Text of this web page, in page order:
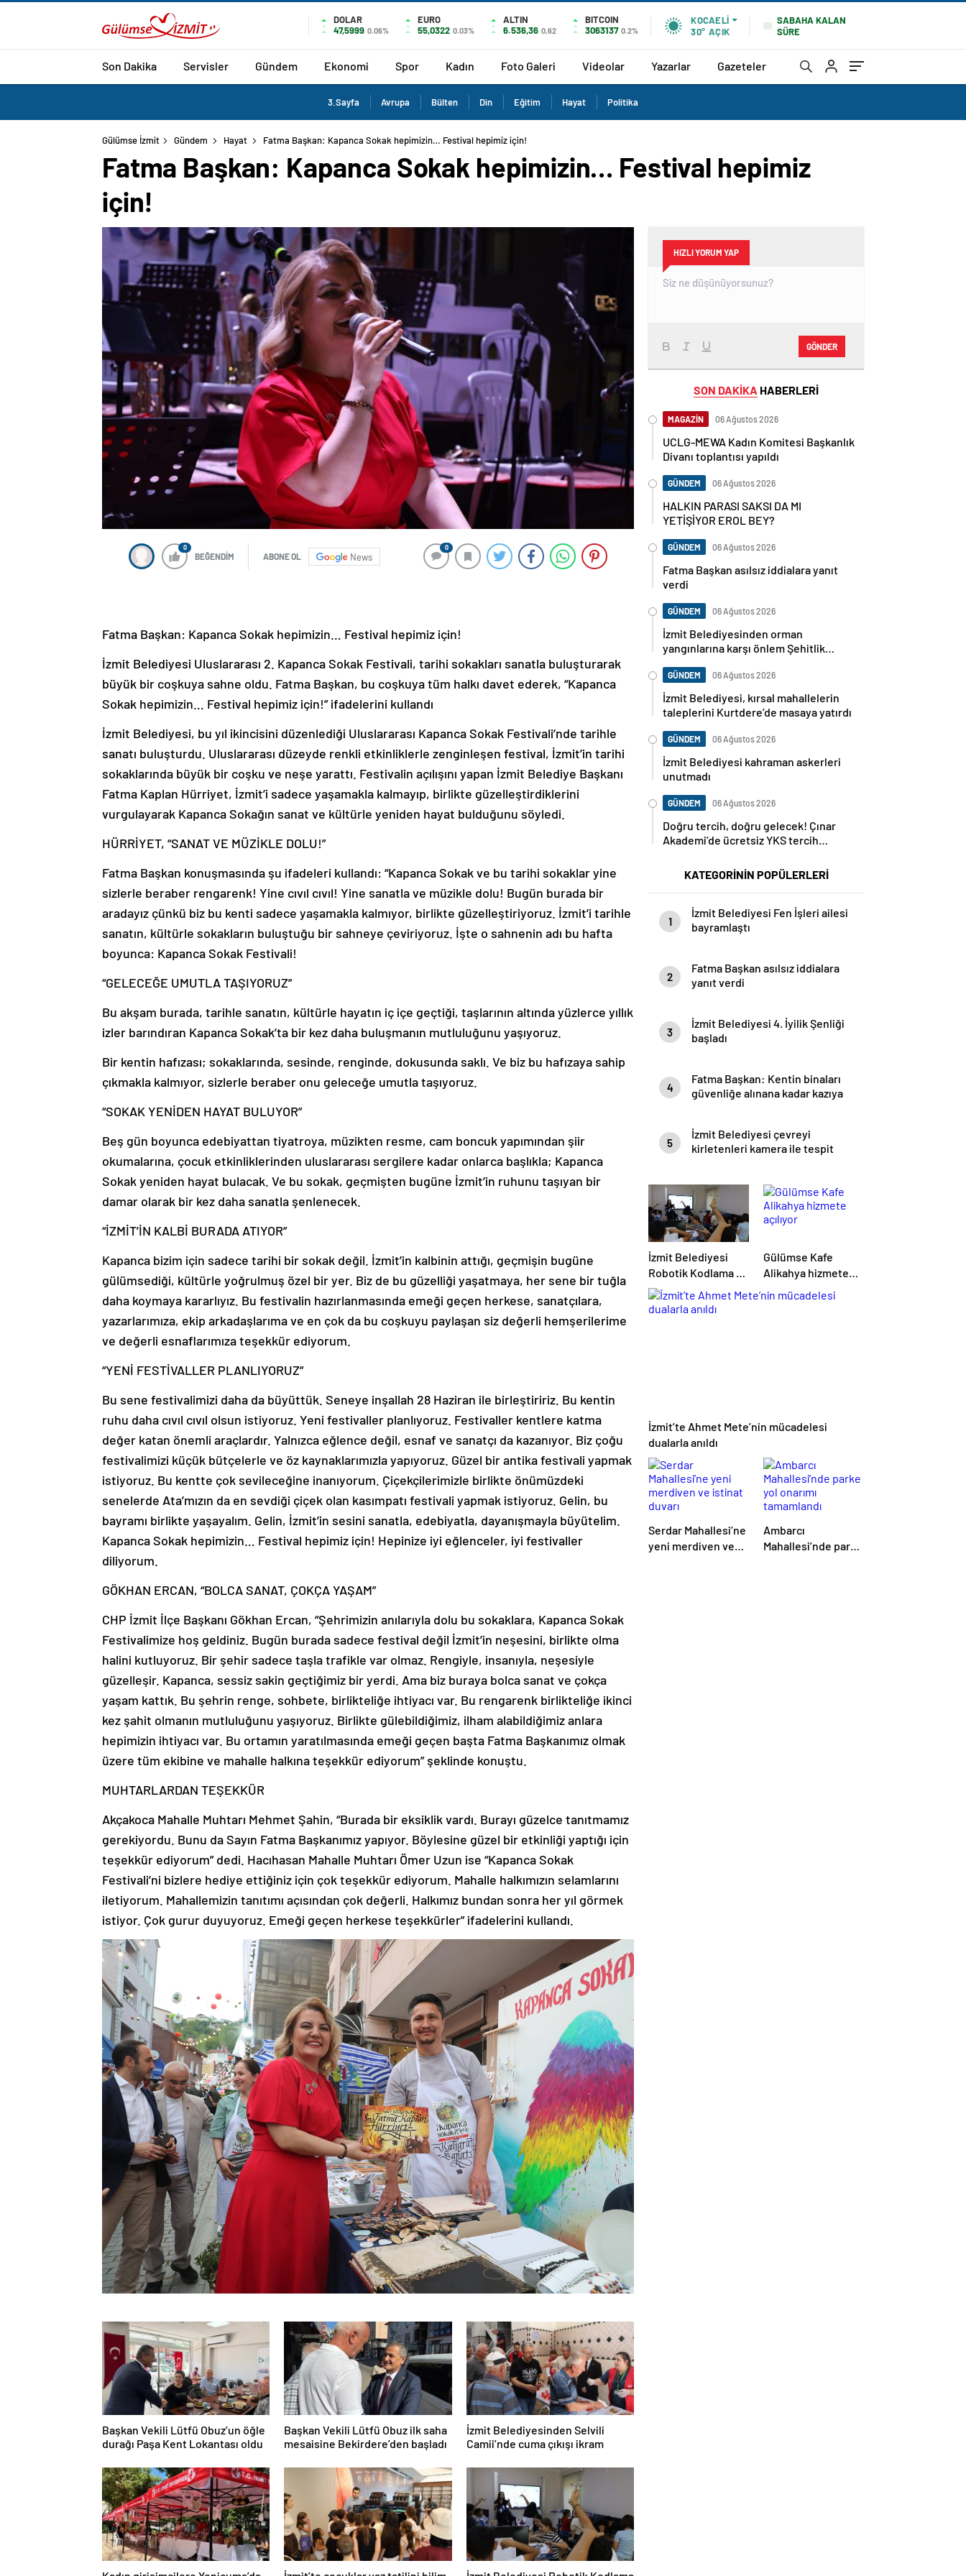
DOLAR
47,5999 0.06%
EURO
55,0322 0.03%
ALTIN
6.536,36 0,62
BITCOIN
3063137 0.2%
KOCAELI
30° AÇIK
SABAHA KALAN
SÜRE
Son Dakika Servisler Gündem Ekonomi Spor Kadın Foto Galeri Videolar Yazarlar Gazeteler
3.Sayfa Avrupa Bülten Din Eğitim Hayat Politika
Gülümse İzmit Gündem Hayat Fatma Başkan: Kapanca Sokak hepimizin… Festival hepimiz için!
Fatma Başkan: Kapanca Sokak hepimizin… Festival hepimiz
için!
0
BEĞENDİM ABONE OL News
0
Fatma Başkan: Kapanca Sokak hepimizin… Festival hepimiz için!
İzmit Belediyesi Uluslararası 2. Kapanca Sokak Festivali, tarihi sokakları sanatla buluşturarak
büyük bir coşkuya sahne oldu. Fatma Başkan, bu coşkuya tüm halkı davet ederek, “Kapanca
Sokak hepimizin… Festival hepimiz için!” ifadelerini kullandı
İzmit Belediyesi, bu yıl ikincisini düzenlediği Uluslararası Kapanca Sokak Festivali’nde tarihle
sanatı buluşturdu. Uluslararası düzeyde renkli etkinliklerle zenginleşen festival, İzmit’in tarihi
sokaklarında büyük bir coşku ve neşe yarattı. Festivalin açılışını yapan İzmit Belediye Başkanı
Fatma Kaplan Hürriyet, İzmit’i sadece yaşamakla kalmayıp, birlikte güzelleştirdiklerini
vurgulayarak Kapanca Sokağın sanat ve kültürle yeniden hayat bulduğunu söyledi.
HÜRRİYET, “SANAT VE MÜZİKLE DOLU!”
Fatma Başkan konuşmasında şu ifadeleri kullandı: “Kapanca Sokak ve bu tarihi sokaklar yine
sizlerle beraber rengarenk! Yine cıvıl cıvıl! Yine sanatla ve müzikle dolu! Bugün burada bir
aradayız çünkü biz bu kenti sadece yaşamakla kalmıyor, birlikte güzelleştiriyoruz. İzmit’i tarihle
sanatın, kültürle sokakların buluştuğu bir sahneye çeviriyoruz. İşte o sahnenin adı bu hafta
boyunca: Kapanca Sokak Festivali!
“GELECEĞE UMUTLA TAŞIYORUZ”
Bu akşam burada, tarihle sanatın, kültürle hayatın iç içe geçtiği, taşlarının altında yüzlerce yıllık
izler barındıran Kapanca Sokak’ta bir kez daha buluşmanın mutluluğunu yaşıyoruz.
Bir kentin hafızası; sokaklarında, sesinde, renginde, dokusunda saklı. Ve biz bu hafızaya sahip
çıkmakla kalmıyor, sizlerle beraber onu geleceğe umutla taşıyoruz.
“SOKAK YENİDEN HAYAT BULUYOR”
Beş gün boyunca edebiyattan tiyatroya, müzikten resme, cam boncuk yapımından şiir
okumalarına, çocuk etkinliklerinden uluslararası sergilere kadar onlarca başlıkla; Kapanca
Sokak yeniden hayat bulacak. Ve bu sokak, geçmişten bugüne İzmit’in ruhunu taşıyan bir
damar olarak bir kez daha sanatla şenlenecek.
“İZMİT’İN KALBİ BURADA ATIYOR”
Kapanca bizim için sadece tarihi bir sokak değil. İzmit’in kalbinin attığı, geçmişin bugüne
gülümsediği, kültürle yoğrulmuş özel bir yer. Biz de bu güzelliği yaşatmaya, her sene bir tuğla
daha koymaya kararlıyız. Bu festivalin hazırlanmasında emeği geçen herkese, sanatçılara,
yazarlarımıza, ekip arkadaşlarıma ve en çok da bu coşkuyu paylaşan siz değerli hemşerilerime
ve değerli esnaflarımıza teşekkür ediyorum.
“YENİ FESTİVALLER PLANLIYORUZ”
Bu sene festivalimizi daha da büyüttük. Seneye inşallah 28 Haziran ile birleştiririz. Bu kentin
ruhu daha cıvıl cıvıl olsun istiyoruz. Yeni festivaller planlıyoruz. Festivaller kentlere katma
değer katan önemli araçlardır. Yalnızca eğlence değil, esnaf ve sanatçı da kazanıyor. Biz çoğu
festivalimizi küçük bütçelerle ve öz kaynaklarımızla yapıyoruz. Güzel bir antika festivali yapmak
istiyoruz. Bu kentte çok sevileceğine inanıyorum. Çiçekçilerimizle birlikte önümüzdeki
senelerde Ata’mızın da en sevdiği çiçek olan kasımpatı festivali yapmak istiyoruz. Gelin, bu
bayramı birlikte yaşayalım. Gelin, İzmit’in sesini sanatla, edebiyatla, dayanışmayla büyütelim.
Kapanca Sokak hepimizin… Festival hepimiz için! Hepinize iyi eğlenceler, iyi festivaller
diliyorum.
GÖKHAN ERCAN, “BOLCA SANAT, ÇOKÇA YAŞAM”
CHP İzmit İlçe Başkanı Gökhan Ercan, “Şehrimizin anılarıyla dolu bu sokaklara, Kapanca Sokak
Festivalimize hoş geldiniz. Bugün burada sadece festival değil İzmit’in neşesini, birlikte olma
halini kutluyoruz. Bir şehir sadece taşla trafikle var olmaz. Rengiyle, insanıyla, neşesiyle
güzelleşir. Kapanca, sessiz sakin geçtiğimiz bir yerdi. Ama biz buraya bolca sanat ve çokça
yaşam kattık. Bu şehrin renge, sohbete, birlikteliğe ihtiyacı var. Bu rengarenk birlikteliğe ikinci
kez şahit olmanın mutluluğunu yaşıyoruz. Birlikte gülebildiğimiz, ilham alabildiğimiz anlara
hepimizin ihtiyacı var. Bu ortamın yaratılmasında emeği geçen başta Fatma Başkanımız olmak
üzere tüm ekibine ve mahalle halkına teşekkür ediyorum” şeklinde konuştu.
MUHTARLARDAN TEŞEKKÜR
Akçakoca Mahalle Muhtarı Mehmet Şahin, “Burada bir eksiklik vardı. Burayı güzelce tanıtmamız
gerekiyordu. Bunu da Sayın Fatma Başkanımız yapıyor. Böylesine güzel bir etkinliği yaptığı için
teşekkür ediyorum” dedi. Hacıhasan Mahalle Muhtarı Ömer Uzun ise “Kapanca Sokak
Festivali’ni bizlere hediye ettiğiniz için çok teşekkür ediyorum. Mahalle halkımızın selamlarını
iletiyorum. Mahallemizin tanıtımı açısından çok değerli. Halkımız bundan sonra her yıl görmek
istiyor. Çok gurur duyuyoruz. Emeği geçen herkese teşekkürler” ifadelerini kullandı.
Başkan Vekili Lütfü Obuz’un öğle
durağı Paşa Kent Lokantası oldu
Başkan Vekili Lütfü Obuz ilk saha
mesaisine Bekirdere’den başladı
İzmit Belediyesinden Selvili
Camii’nde cuma çıkışı ikram
HIZLI YORUM YAP
GÖNDER
SON DAKİKA HABERLERİ
MAGAZİN 06 Ağustos 2026
UCLG-MEWA Kadın Komitesi Başkanlık
Divanı toplantısı yapıldı
GÜNDEM 06 Ağustos 2026
HALKIN PARASI SAKSI DA MI
YETİŞİYOR EROL BEY?
GÜNDEM 06 Ağustos 2026
Fatma Başkan asılsız iddialara yanıt
verdi
GÜNDEM 06 Ağustos 2026
İzmit Belediyesinden orman
yangınlarına karşı önlem Şehitlik
GÜNDEM 06 Ağustos 2026
İzmit Belediyesi, kırsal mahallelerin
taleplerini Kurtdere’de masaya yatırdı
GÜNDEM 06 Ağustos 2026
İzmit Belediyesi kahraman askerleri
unutmadı
GÜNDEM 06 Ağustos 2026
Doğru tercih, doğru gelecek! Çınar
Akademi’de ücretsiz YKS tercih
KATEGORİNİN POPÜLERLERİ
1
İzmit Belediyesi Fen İşleri ailesi
bayramlaştı
2
Fatma Başkan asılsız iddialara
yanıt verdi
3
İzmit Belediyesi 4. İyilik Şenliği
başladı
4
Fatma Başkan: Kentin binaları
güvenliğe alınana kadar kazıya
5
İzmit Belediyesi çevreyi
kirletenleri kamera ile tespit
İzmit Belediyesi
Robotik Kodlama ve
Yazılım Evi’nde
eğitimler başladı
Gülümse Kafe
Alikahya hizmete
açılıyor
İzmit’te Ahmet Mete’nin mücadelesi
dualarla anıldı
Serdar Mahallesi’ne
yeni merdiven ve
Ambarcı
Mahallesi’nde parke